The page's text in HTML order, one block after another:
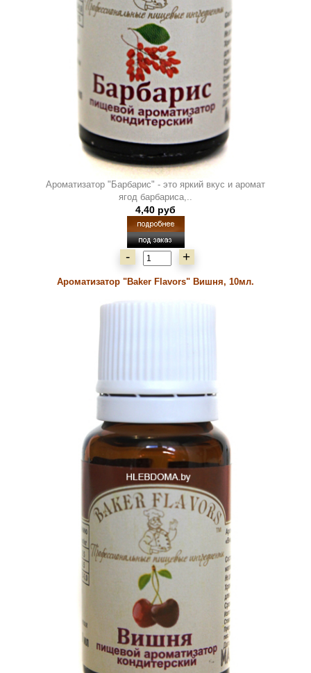
Ароматизатор "Барбарис" - это яркий вкус и аромат
ягод барбариса,..
4,40 руб
- +
Ароматизатор "Baker Flavors" Вишня, 10мл.